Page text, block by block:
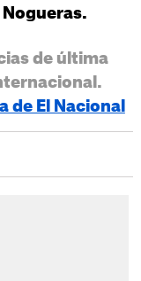
Nogueras.
de última
de El Nacional